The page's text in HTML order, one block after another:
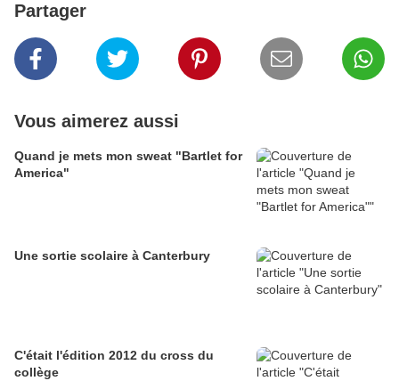
Partager
Vous aimerez aussi
Quand je mets mon sweat "Bartlet for
America"
Une sortie scolaire à Canterbury
C'était l'édition 2012 du cross du
collège